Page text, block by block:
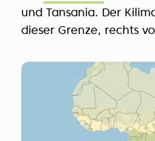
und Tansania. Der
dieser Grenze, rechts